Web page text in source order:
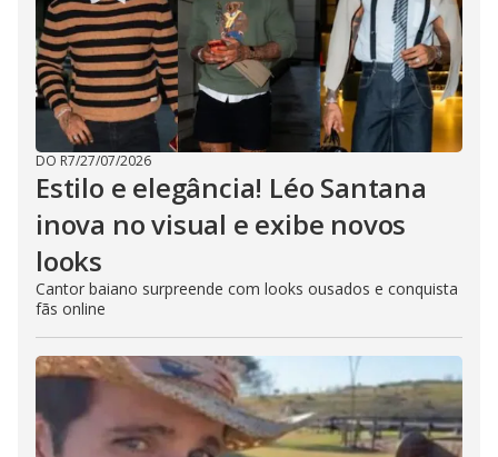
DO R7/27/07/2026
Estilo e elegância! Léo Santana
inova no visual e exibe novos
looks
Cantor baiano surpreende com looks ousados e conquista
fãs online